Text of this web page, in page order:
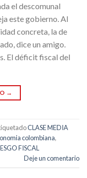
el descomunal
este gobierno. Al
concreta, la de
dice un amigo.
El déficit fiscal del
→
CLASE MEDIA
colombiana,
FISCAL
Deje un comentario